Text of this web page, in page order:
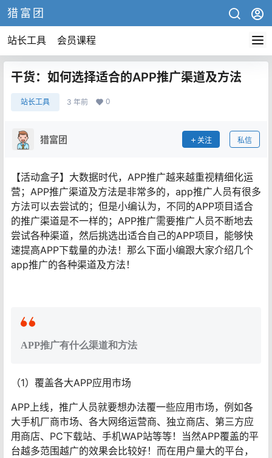
猎富团
站长工具 会员课程
干货：如何选择适合的APP推广渠道及方法
站长工具 3 年前 0
猎富团 关注 私信
【活动盒子】大数据时代，APP推广越来越重视精细化运
营；APP推广渠道及方法是非常多的，app推广人员有很多
方法可以去尝试的；但是小编认为，不同的APP项目适合
的推广渠道是不一样的；APP推广需要推广人员不断地去
尝试各种渠道，然后挑选出适合自己的APP项目，能够快
速提高APP下载量的办法！那么下面小编跟大家介绍几个
app推广的各种渠道及方法！
APP推广有什么渠道和方法
（1）覆盖各大APP应用市场
APP上线，推广人员就要想办法覆一些应用市场，例如各
大手机厂商市场、各大网络运营商、独立商店、第三方应
用商店、PC下载站、手机WAP站等等！当然APP覆盖的平
台越多范围越广的效果会比较好！而在用户量大的平台，